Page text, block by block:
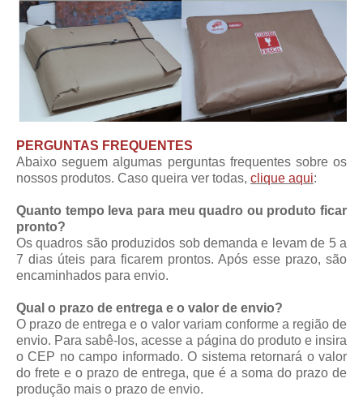
PERGUNTAS FREQUENTES
Abaixo seguem algumas perguntas frequentes sobre os
nossos produtos. Caso queira ver todas, clique aqui:
Quanto tempo leva para meu quadro ou produto ficar
pronto?
Os quadros são produzidos sob demanda e levam de 5 a
7 dias úteis para ficarem prontos. Após esse prazo, são
encaminhados para envio.
Qual o prazo de entrega e o valor de envio?
O prazo de entrega e o valor variam conforme a região de
envio. Para sabê-los, acesse a página do produto e insira
o CEP no campo informado. O sistema retornará o valor
do frete e o prazo de entrega, que é a soma do prazo de
produção mais o prazo de envio.